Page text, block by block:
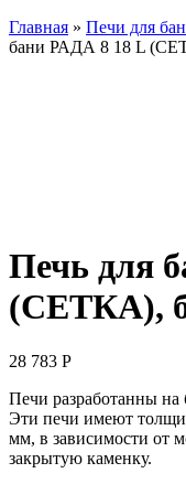
Главная » Печи для
бани РАДА 8 18 L
Печь для
(СЕТКА),
28 783 Р
Печи разработанны на
Эти печи имеют
мм, в зависимости от
закрытую каменку.